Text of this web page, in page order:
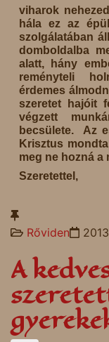
viharok
hála ez az
szolgálatában
domboldalba
alatt, hány
reményteli
érdemes
szeretet hajóit
végzett
becsülete. Az
Krisztus
meg ne hozná a
Szeretettel,
Rőviden
A